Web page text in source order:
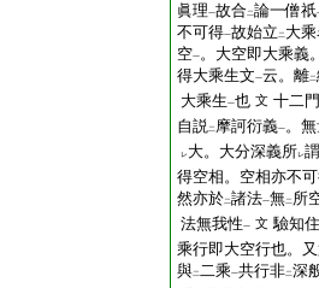
眞理一故合二論一僧祇
不可得一故始立 二 大
空一。大空即大乘義
得大乘生文一云。離二
大乘生一也 文 十二
自説二 摩訶衍義一。
レ大。大分深義所レ
得空相。空相亦不
然亦於二諸法一無二 所
法無我性一 文 驗知住
乘行即大空行也。
與二二乘一共行非二深